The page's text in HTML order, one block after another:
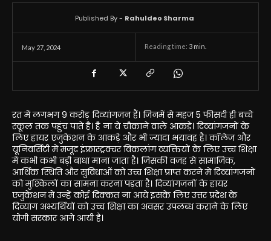
May 27, 2024 Reading time: 3 min.
Published By - Rahuldeo Sharma
रत में लगभग 9 करोड़ दिव्यांगजन हैं। जिनमें से महज 5 फीसदी ही बच्चे
स्कूल तक पहुंच पाते है। है ना ये चौकाने वाले आकड़े। दिव्यांगजनों के
लिए हायर एजुकेशन के आकड़े और भी ज्यादा भयावह है। कॉलेज और
यूनिवर्सिटी में मजूद इंफ्रास्ट्रक्चर विकलांग व्यक्तियों के लिए उच्च शिक्षा
में कभी कभी बड़ी बाधा माना जाता है। जिसकी वजह से सामाजिक,
आर्थिक स्थिति और सुविधाओं को उच्च शिक्षा प्राप्त करने में दिव्यांगजनों
को मुश्किलों का सामना करना पड़ता है। दिव्यांगजनों के हायर
एजुकेशन में उन्हें कोई दिक्कत ना आये इसके लिए उत्तर प्रदेश के
दिव्यांग अभ्यर्थियों को उच्च शिक्षा का अवसर उपलब्ध कराने के लिए
योगी सरकार आगे आयी है।